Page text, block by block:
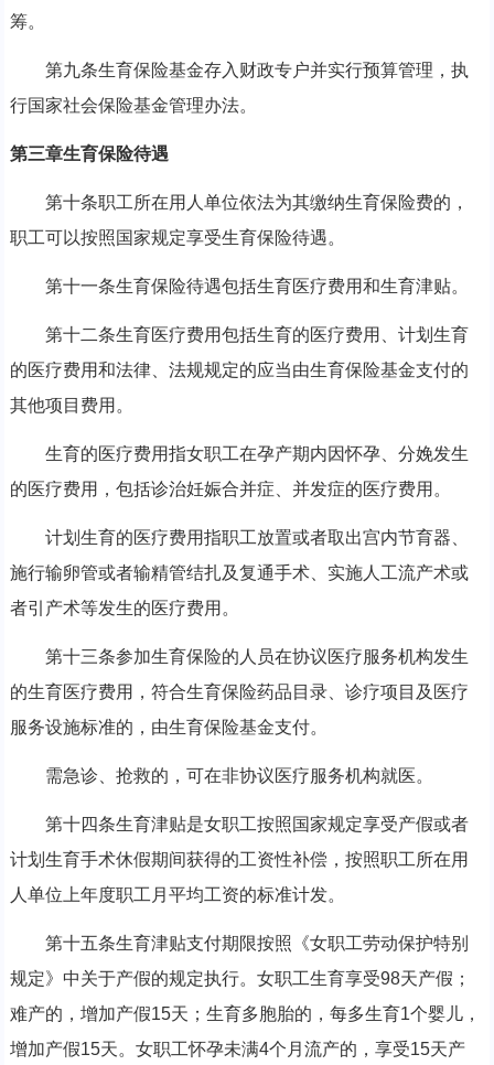
筹。
第九条生育保险基金存入财政专户并实行预算管理，执
行国家社会保险基金管理办法。
第三章生育保险待遇
第十条职工所在用人单位依法为其缴纳生育保险费的，
职工可以按照国家规定享受生育保险待遇。
第十一条生育保险待遇包括生育医疗费用和生育津贴。
第十二条生育医疗费用包括生育的医疗费用、计划生育
的医疗费用和法律、法规规定的应当由生育保险基金支付的
其他项目费用。
生育的医疗费用指女职工在孕产期内因怀孕、分娩发生
的医疗费用，包括诊治妊娠合并症、并发症的医疗费用。
计划生育的医疗费用指职工放置或者取出宫内节育器、
施行输卵管或者输精管结扎及复通手术、实施人工流产术或
者引产术等发生的医疗费用。
第十三条参加生育保险的人员在协议医疗服务机构发生
的生育医疗费用，符合生育保险药品目录、诊疗项目及医疗
服务设施标准的，由生育保险基金支付。
需急诊、抢救的，可在非协议医疗服务机构就医。
第十四条生育津贴是女职工按照国家规定享受产假或者
计划生育手术休假期间获得的工资性补偿，按照职工所在用
人单位上年度职工月平均工资的标准计发。
第十五条生育津贴支付期限按照《女职工劳动保护特别
规定》中关于产假的规定执行。女职工生育享受98天产假；
难产的，增加产假15天；生育多胞胎的，每多生育1个婴儿，
增加产假15天。女职工怀孕未满4个月流产的，享受15天产